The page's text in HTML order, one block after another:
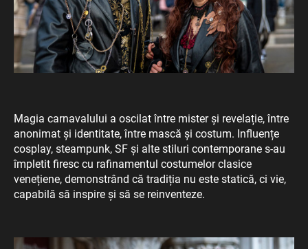
Magia carnavalului a oscilat între mister și revelație, între
anonimat și identitate, între mască și costum. Influențe
cosplay, steampunk, SF și alte stiluri contemporane s-au
împletit firesc cu rafinamentul costumelor clasice
venețiene, demonstrând că tradiția nu este statică, ci vie,
capabilă să inspire și să se reinventeze.